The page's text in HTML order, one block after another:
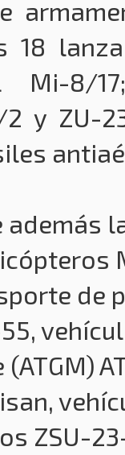
18
Mi-8/
2 y ZU-
además
de
ZSU-